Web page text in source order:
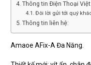
Thông tin Điện Thoại
Đôi lời gửi tới quý
Thông tin liên hệ:
Amaoe AFix-A Đa Năng.